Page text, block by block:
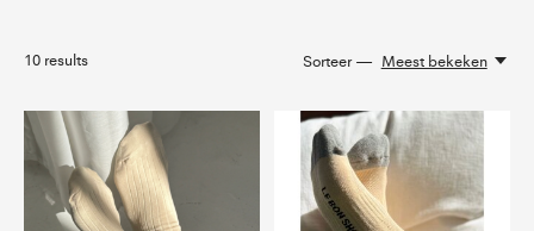
10 results Sorteer — Meest bekeken